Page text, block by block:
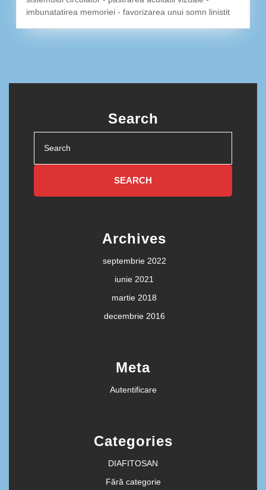
imbunatatirea memoriei - favorizarea unui somn linistit
Search
for:
Archives
septembrie 2022
iunie 2021
martie 2018
decembrie 2016
Meta
Autentificare
Categories
DIAFITOSAN
Fără categorie